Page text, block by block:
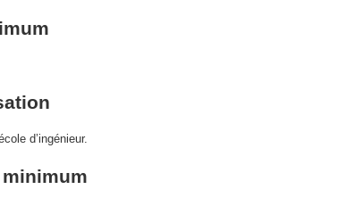
d’ingénieur.
minimum